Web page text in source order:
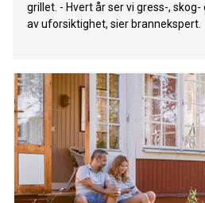
grillet. - Hvert år ser vi gress-,
av uforsiktighet, sier brannekspert.